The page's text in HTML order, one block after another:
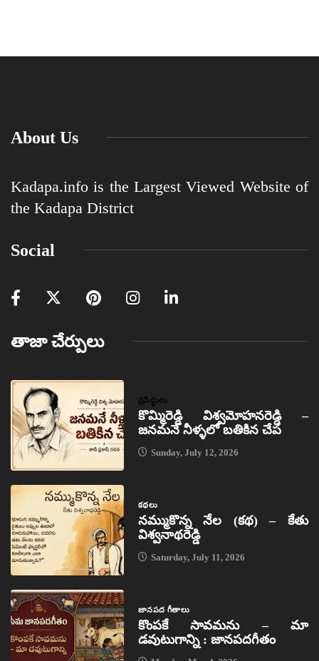
About Us
Kadapa.info is the Largest Viewed Website of
the Kadapa District
Social
తాజా చేర్పులు
ప్రసిద్ధులు
కొమ్మిరెడ్డి విశ్వమోహనరెడ్డి –
జనమనే నీళ్ళలో బతికిన చేప
Sunday, July 12, 2026
కథలు
నమ్ముకొన్న నేల (కథ) – కేతు
విశ్వనాథరెడ్డి
Saturday, July 11, 2026
జానపద గీతాలు
కొంపకే సావమను – మా
డవుటుగాన్ని : జానపదగీతం